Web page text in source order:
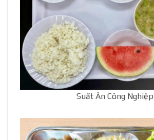
Suất Ăn Công Nghiệp